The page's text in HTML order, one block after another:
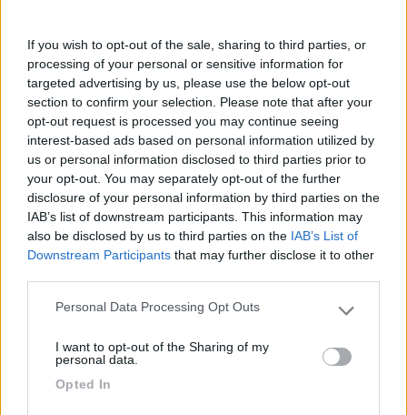
If you wish to opt-out of the sale, sharing to third parties, or
processing of your personal or sensitive information for
targeted advertising by us, please use the below opt-out
section to confirm your selection. Please note that after your
opt-out request is processed you may continue seeing
interest-based ads based on personal information utilized by
us or personal information disclosed to third parties prior to
your opt-out. You may separately opt-out of the further
disclosure of your personal information by third parties on the
IAB’s list of downstream participants. This information may
also be disclosed by us to third parties on the IAB’s List of
Downstream Participants that may further disclose it to other
Please note that this website/app uses one or more Google
not limited to your visit or usage behaviour. You may click to
grant or deny consent to Google and its third-party tags to
use your data for below specified purposes in below Google
Personal Data Processing Opt Outs
I want to opt-out of the Sharing of my
personal data.
Opted In
A quanto ho letto, è importante che venga collegata per bene
alla massa del mezzo (metallo della carrozzeria), altrimenti la
ricezione diventa scarsa, e dal momento che il DAB è come il
digitale terrestre della tv, non c'è una via di mezzo, o prende o
non prende.
Ne esistono di diversi tipi, più o meno a vista, ma al momento
non saprei consigliarti quale, perchè quando ho scoperto di
avere la predisposizione, ho abbandonato la ricerca del modello
Su Youtube si trovano diverse demo sul montaggio, non è
niente di complicato, se non la rottura di scatole nel dover far